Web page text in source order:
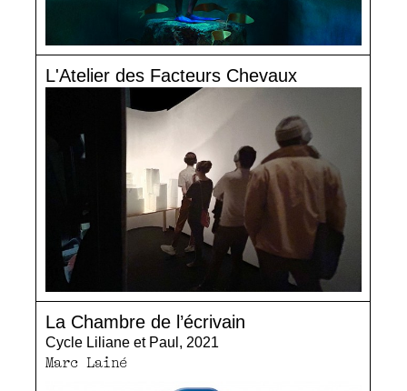
L'Atelier des Facteurs Chevaux
La Chambre de l’écrivain
Cycle Liliane et Paul, 2021
Marc Lainé